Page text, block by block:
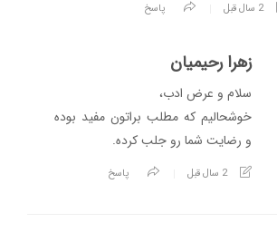
2 سال قبل پاسخ
زهرا رحیمیان
سلام و عرض ادب،
خوشحالیم که مطلب براتون مفید بوده
و رضایت شما رو جلب کرده.
2 سال قبل پاسخ